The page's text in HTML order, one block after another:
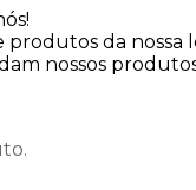
produtos da nossa
nossos